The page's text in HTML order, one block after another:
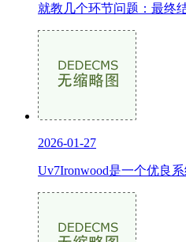
就教几个环节问题：最终
2026-01-27
Uv7Ironwood是一个优良